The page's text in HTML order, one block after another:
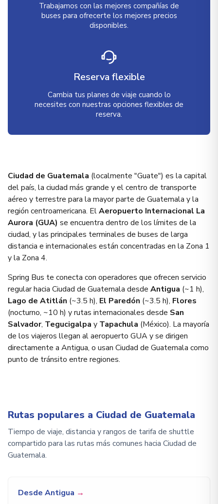
Trabajamos con las mejores compañías de
buses para ofrecerte los mejores precios
disponibles.
Reserva flexible
Cambia tus planes de viaje cuando lo
necesites con nuestras opciones flexibles de
reserva.
Ciudad de Guatemala (localmente "Guate") es la capital
del país, la ciudad más grande y el centro de transporte
aéreo y terrestre para la mayor parte de Guatemala y la
región centroamericana. ElAeropuerto Internacional La
Aurora (GUA) se encuentra dentro de los límites de la
ciudad, y las principales terminales de buses de larga
distancia e internacionales están concentradas en la Zona 1
y la Zona 4.
Spring Bus te conecta con operadores que ofrecen servicio
regular hacia Ciudad de Guatemala desde Antigua (~1 h),
Lago de Atitlán (~3.5 h), El Paredón (~3.5 h), Flores
(nocturno, ~10 h) y rutas internacionales desde San
Salvador, Tegucigalpa y Tapachula (México). La mayoría
de los viajeros llegan al aeropuerto GUA y se dirigen
directamente a Antigua, o usan Ciudad de Guatemala como
punto de tránsito entre regiones.
Rutas populares a Ciudad de Guatemala
Tiempo de viaje, distancia y rangos de tarifa de shuttle
compartido para las rutas más comunes hacia Ciudad de
Guatemala.
Desde Antigua →